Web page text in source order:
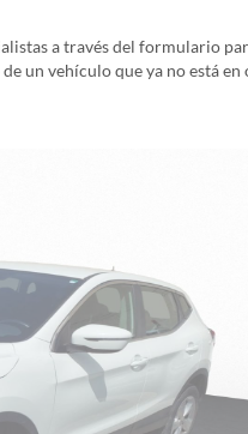
a través del formulario
un vehículo que ya no está